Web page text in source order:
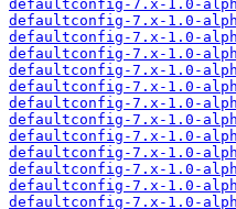
defaultconfig-7.x-1.0-
defaultconfig-7.x-1.0-
defaultconfig-7.x-1.0-
defaultconfig-7.x-1.0-
defaultconfig-7.x-1.0-
defaultconfig-7.x-1.0-
defaultconfig-7.x-1.0-
defaultconfig-7.x-1.0-
defaultconfig-7.x-1.0-
defaultconfig-7.x-1.0-
defaultconfig-7.x-1.0-
defaultconfig-7.x-1.0-
defaultconfig-7.x-1.0-